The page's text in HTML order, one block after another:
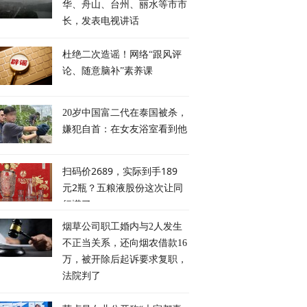
华、舟山、台州、丽水等市市
长，发表电视讲话
杜绝二次造谣！网络“跟风评
论、随意脑补”素养课
20岁中国富二代在泰国被杀，
嫌犯自首：在女友浴室看到他
扫码价2689，实际到手189
元2瓶？五粮液股份这次让同
行慌了
烟草公司职工婚内与2人发生
不正当关系，还向烟农借款16
万，被开除后起诉要求复职，
法院判了